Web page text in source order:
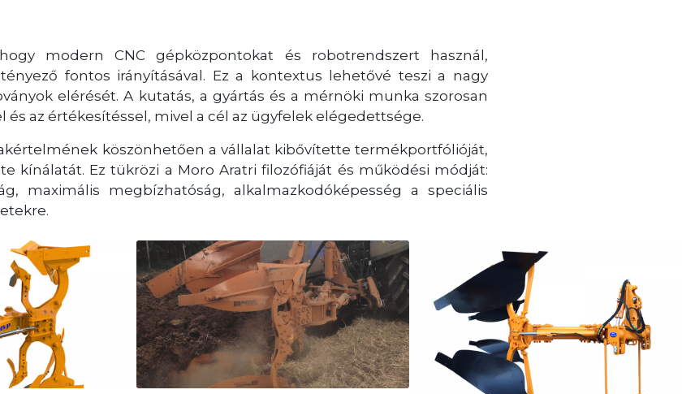
modern CNC gépközpontokat és robotrendszert használ,
fontos irányításával. Ez a kontextus lehetővé teszi a nagy
elérését. A kutatás, a gyártás és a mérnöki munka szorosan
az értékesítéssel, mivel a cél az ügyfelek elégedettsége.
köszönhetően a vállalat kibővítette termékportfólióját,
kínálatát. Ez tükrözi a Moro Aratri filozófiáját és működési módját:
maximális megbízhatóság, alkalmazkodóképesség a speciális